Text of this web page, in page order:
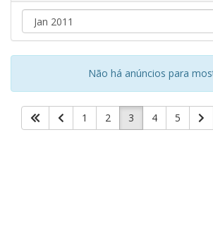
Não há anúncios para
1 2 3 4 5